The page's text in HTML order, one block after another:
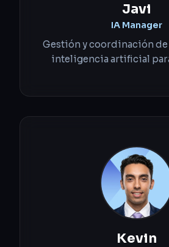
Javi
IA Manager
Gestión y coordinación
inteligencia artificial
Kevin